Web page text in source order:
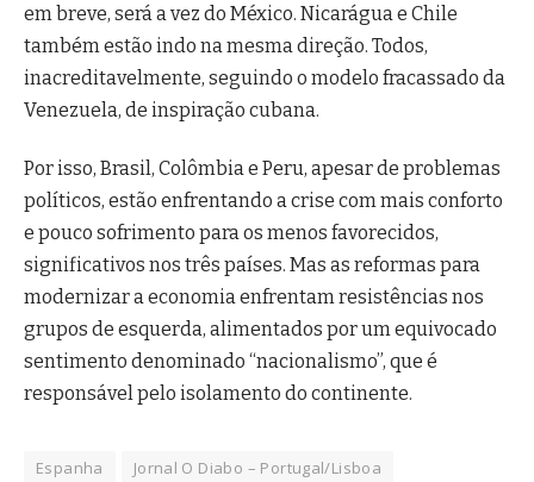
em breve, será a vez do México. Nicarágua e Chile
também estão indo na mesma direção. Todos,
inacreditavelmente, seguindo o modelo fracassado da
Venezuela, de inspiração cubana.
Por isso, Brasil, Colômbia e Peru, apesar de problemas
políticos, estão enfrentando a crise com mais conforto
e pouco sofrimento para os menos favorecidos,
significativos nos três países. Mas as reformas para
modernizar a economia enfrentam resistências nos
grupos de esquerda, alimentados por um equivocado
sentimento denominado “nacionalismo”, que é
responsável pelo isolamento do continente.
Espanha
Jornal O Diabo – Portugal/Lisboa